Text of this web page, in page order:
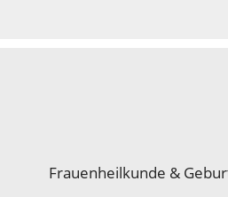
Frauenheilkunde &